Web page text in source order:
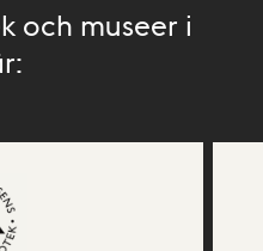
och museer i